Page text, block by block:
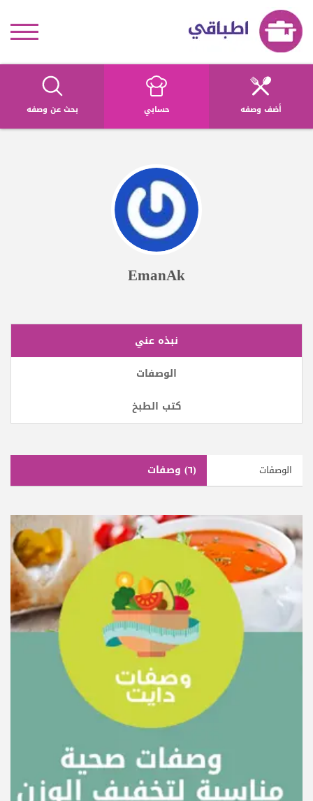
أضف وصفه حسابي بحث عن وصفه
EmanAk
نبذه عني
الوصفات
كتب الطبخ
الوصفات (٦) وصفات